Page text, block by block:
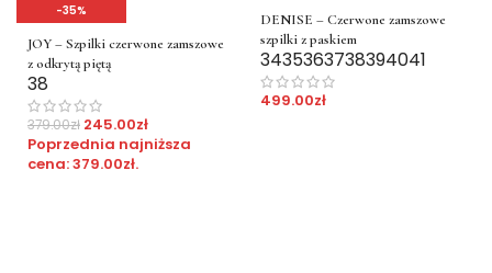
-35%
JOY – Szpilki czerwone zamszowe
z odkrytą piętą
38
379.00zł 245.00zł
Poprzednia najniższa
cena:379.00zł.
DENISE – Czerwone zamszowe
szpilki z paskiem
3435363738394041
499.00zł